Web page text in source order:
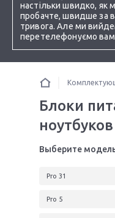
настільки швидко, як
пробачте, швидше за
тривога. Але ми
перетелефонуємо
Блоки
Выберите
Pro 31
Pro 5